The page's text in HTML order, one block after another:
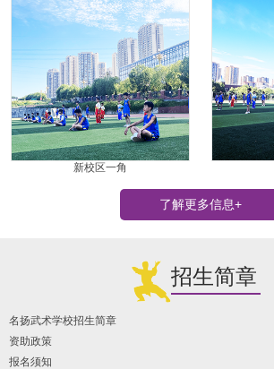
新校区一角
了解更多信息+
招生简章
名扬武术学校招生简章
资助政策
报名须知